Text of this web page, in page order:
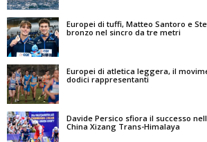
Europei di tuffi, Matteo Santoro e
bronzo nel sincro da tre metri
Europei di atletica leggera, il
dodici rappresentanti
Davide Persico sfiora il successo
China Xizang Trans-Himalaya